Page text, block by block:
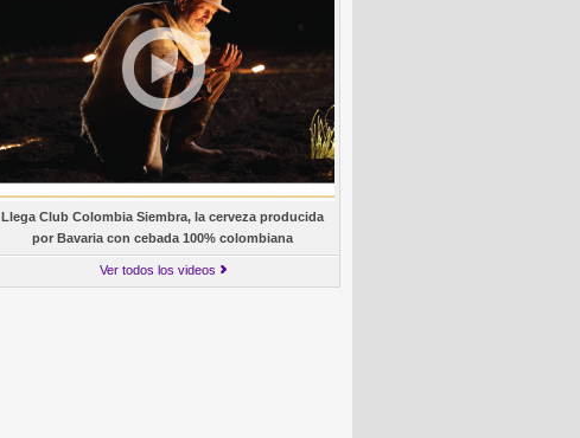
Llega Club Colombia Siembra, la cerveza producida
por Bavaria con cebada 100% colombiana
Ver todos los videos